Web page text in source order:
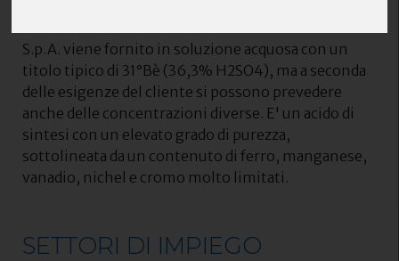
S.p.A. viene fornito in soluzione acquosa con un
titolo tipico di 31°Bè (36,3% H2SO4), ma a seconda
delle esigenze del cliente si possono prevedere
anche delle concentrazioni diverse. E' un acido di
sintesi con un elevato grado di purezza,
sottolineata da un contenuto di ferro, manganese,
vanadio, nichel e cromo molto limitati.
SETTORI DI IMPIEGO